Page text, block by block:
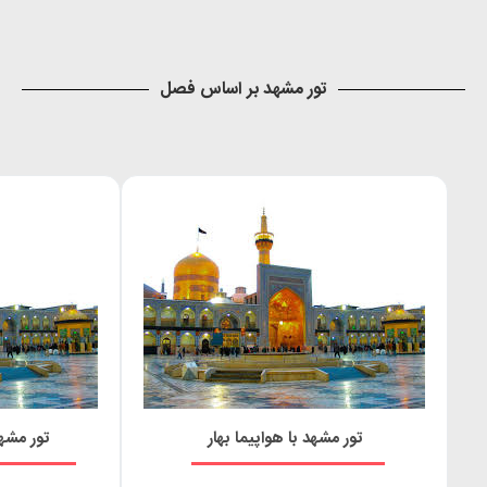
تور مشهد بر اساس فصل
تور مشهد با هواپیما بهار تور